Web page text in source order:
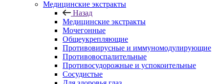
Медицинские экстракты
Назад
Медицинские экстракты
Мочегонные
Общеукрепляющие
Противовирусные и иммуномодулирующие
Противовоспалительные
Противосудорожные и успокоительные
Сосудистые